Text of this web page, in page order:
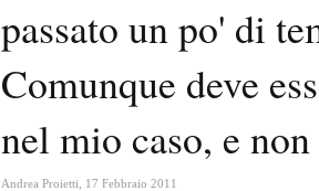
passato un po' di
Comunque deve
nel mio caso, e
Andrea Proietti 17 Febbraio 2011